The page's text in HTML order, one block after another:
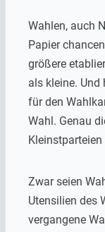
Wahlen, auch
Papier
größere
als kleine. Und
für den
Wahl. Genau
Zwar seien
Utensilien des
vergangene